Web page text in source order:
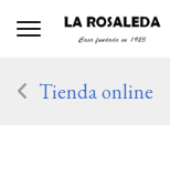
Toggle navigation
Tienda online